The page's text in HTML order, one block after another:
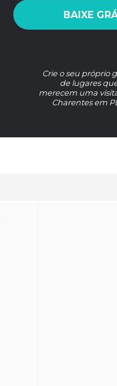
BAIXE
Crie o seu próprio
de lugares
merecem uma
Charentes em